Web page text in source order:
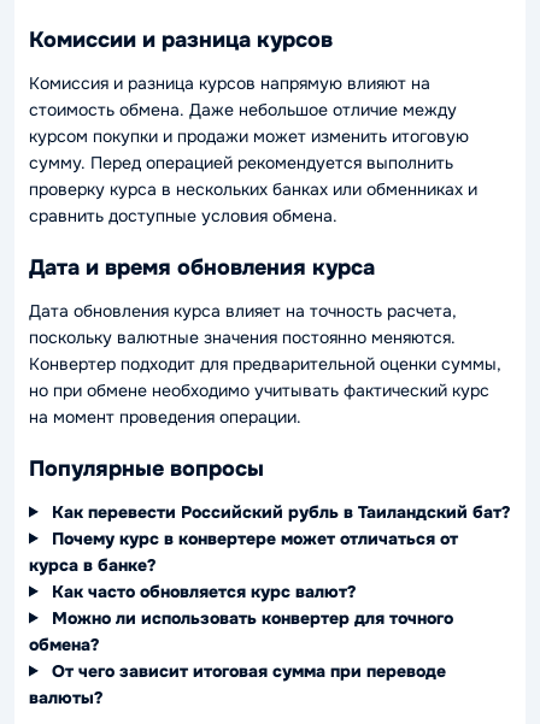
Комиссии и разница курсов
Комиссия и разница курсов напрямую влияют на
стоимость обмена. Даже небольшое отличие между
курсом покупки и продажи может изменить итоговую
сумму. Перед операцией рекомендуется выполнить
проверку курса в нескольких банках или обменниках и
сравнить доступные условия обмена.
Дата и время обновления курса
Дата обновления курса влияет на точность расчета,
поскольку валютные значения постоянно меняются.
Конвертер подходит для предварительной оценки суммы,
но при обмене необходимо учитывать фактический курс
на момент проведения операции.
Популярные вопросы
Как перевести Российский рубль в Таиландский бат?
Почему курс в конвертере может отличаться от
курса в банке?
Как часто обновляется курс валют?
Можно ли использовать конвертер для точного
обмена?
От чего зависит итоговая сумма при переводе
валюты?